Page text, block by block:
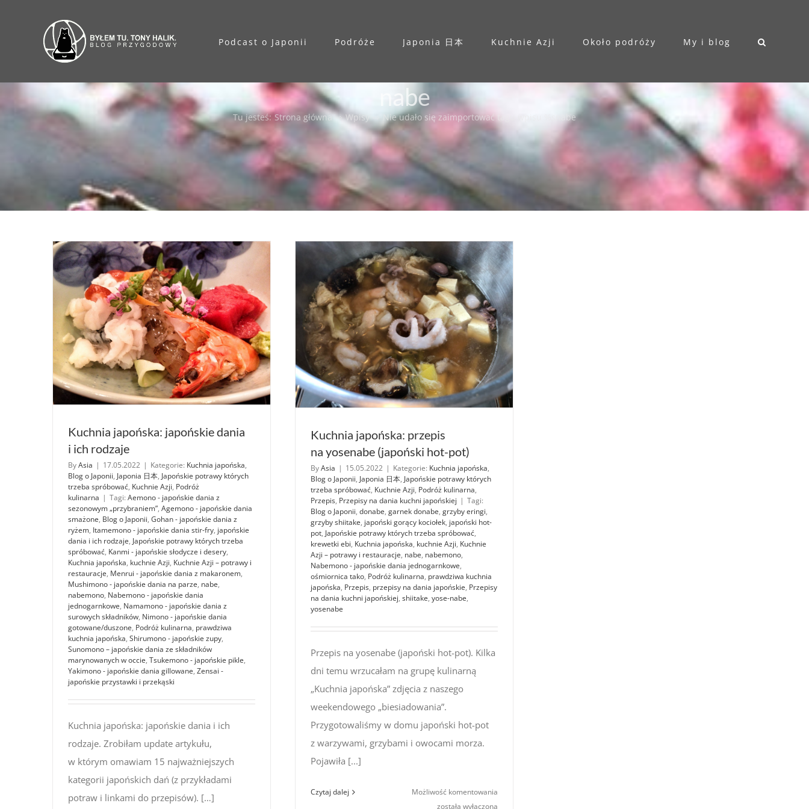
Podcast o Japonii Podróże Japonia 日本 Kuchnie Azji Około podróży My i blog
nabe
Tu jesteś: Strona główna ⇨ Wpisy ⇨ Nie udało się zaimportować tagu wpisu %s nabe
Kuchnia japońska: japońskie dania
i ich rodzaje
ByAsia | 17.05.2022 | Kategorie: Kuchnia japońska,
Blog o Japonii, Japonia 日本, Japońskie potrawy których
trzeba spróbować, Kuchnie Azji, Podróż
kulinarna | Tagi: Aemono - japońskie dania z
sezonowym „przybraniem”, Agemono - japońskie dania
smażone, Blog o Japonii, Gohan - japońskie dania z
ryżem, Itamemono - japońskie dania stir-fry, japońskie
dania i ich rodzaje, Japońskie potrawy których trzeba
spróbować, Kanmi - japońskie słodycze i desery,
Kuchnia japońska, kuchnie Azji, Kuchnie Azji – potrawy i
restauracje, Menrui - japońskie dania z makaronem,
Mushimono - japońskie dania na parze, nabe,
nabemono, Nabemono - japońskie dania
jednogarnkowe, Namamono - japońskie dania z
surowych składników, Nimono - japońskie dania
gotowane/duszone, Podróż kulinarna, prawdziwa
kuchnia japońska, Shirumono - japońskie zupy,
Sunomono – japońskie dania ze składników
marynowanych w occie, Tsukemono - japońskie pikle,
Yakimono - japońskie dania gillowane, Zensai -
japońskie przystawki i przekąski
Kuchnia japońska: japońskie dania i ich
rodzaje. Zrobiłam update artykułu,
w którym omawiam 15 najważniejszych
kategorii japońskich dań (z przykładami
potraw i linkami do przepisów). […]
Kuchnia japońska: przepis
na yosenabe (japoński hot-pot)
ByAsia | 15.05.2022 | Kategorie: Kuchnia japońska,
Blog o Japonii, Japonia 日本, Japońskie potrawy których
trzeba spróbować, Kuchnie Azji, Podróż kulinarna,
Przepis, Przepisy na dania kuchni japońskiej | Tagi:
Blog o Japonii, donabe, garnek donabe, grzyby eringi,
grzyby shiitake, japoński gorący kociołek, japoński hot-
pot, Japońskie potrawy których trzeba spróbować,
krewetki ebi, Kuchnia japońska, kuchnie Azji, Kuchnie
Azji – potrawy i restauracje, nabe, nabemono,
Nabemono - japońskie dania jednogarnkowe,
ośmiornica tako, Podróż kulinarna, prawdziwa kuchnia
japońska, Przepis, przepisy na dania japońskie, Przepisy
na dania kuchni japońskiej, shiitake, yose-nabe,
yosenabe
Przepis na yosenabe (japoński hot-pot). Kilka
dni temu wrzucałam na grupę kulinarną
„Kuchnia japońska” zdjęcia z naszego
weekendowego „biesiadowania”.
Przygotowaliśmy w domu japoński hot-pot
z warzywami, grzybami i owocami morza.
Pojawiła [...]
Czytaj dalej Możliwość komentowania
została wyłączona